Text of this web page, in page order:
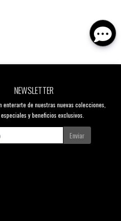
NEWSLETTER
enterarte de nuestras nuevas colecciones,
y beneficios exclusivos.
Enviar